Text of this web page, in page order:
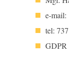
e-mail:
tel:
GDPR